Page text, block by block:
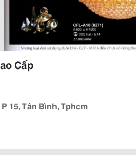
Cấp
15, Tân Bình, Tphcm